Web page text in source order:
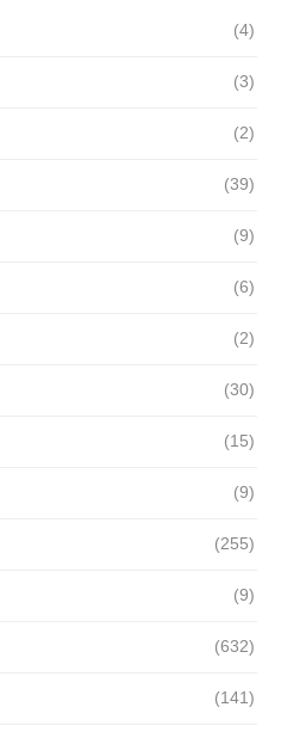
(4)
(3)
(2)
(39)
(9)
(6)
(2)
(30)
(15)
(9)
(255)
(9)
(632)
(141)